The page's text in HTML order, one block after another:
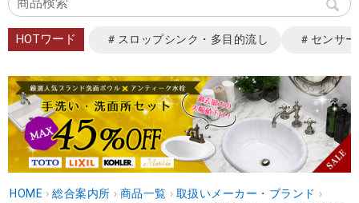
HOTワード ＃スロップシンク・多目的流し ＃センサ
HOME › 総合案内所 › 商品一覧 › 取扱いメーカー・ブランド ›